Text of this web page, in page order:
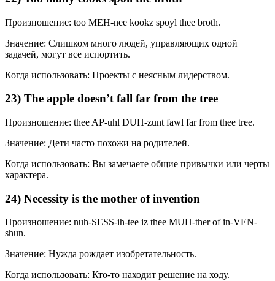
Произношение: too MEH-nee kookz spoyl thee broth.
Значение: Слишком много людей, управляющих одной
задачей, могут все испортить.
Когда использовать: Проекты с неясным лидерством.
23) The apple doesn’t fall far from the tree
Произношение: thee AP-uhl DUH-zunt fawl far from thee tree.
Значение: Дети часто похожи на родителей.
Когда использовать: Вы замечаете общие привычки или черты
характера.
24) Necessity is the mother of invention
Произношение: nuh-SESS-ih-tee iz thee MUH-ther of in-VEN-
shun.
Значение: Нужда рождает изобретательность.
Когда использовать: Кто-то находит решение на ходу.